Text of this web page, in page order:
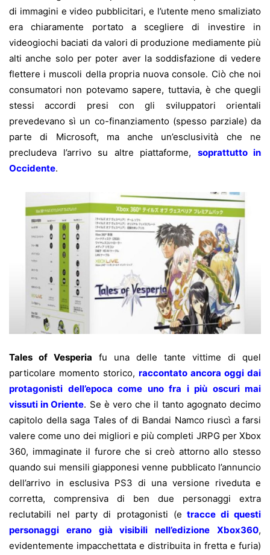
di immagini e video pubblicitari, e l’utente meno smaliziato
era chiaramente portato a scegliere di investire in
videogiochi baciati da valori di produzione mediamente più
alti anche solo per poter aver la soddisfazione di vedere
flettere i muscoli della propria nuova console. Ciò che noi
consumatori non potevamo sapere, tuttavia, è che quegli
stessi accordi presi con gli sviluppatori orientali
prevedevano sì un co-finanziamento (spesso parziale) da
parte di Microsoft, ma anche un’esclusività che ne
precludeva l’arrivo su altre piattaforme, soprattutto in
Occidente.
Tales of Vesperia fu una delle tante vittime di quel
particolare momento storico, raccontato ancora oggi dai
protagonisti dell’epoca come uno fra i più oscuri mai
vissuti in Oriente. Se è vero che il tanto agognato decimo
capitolo della saga Tales of di Bandai Namco riuscì a farsi
valere come uno dei migliori e più completi JRPG per Xbox
360, immaginate il furore che si creò attorno allo stesso
quando sui mensili giapponesi venne pubblicato l’annuncio
dell’arrivo in esclusiva PS3 di una versione riveduta e
corretta, comprensiva di ben due personaggi extra
reclutabili nel party di protagonisti (e tracce di questi
personaggi erano già visibili nell’edizione Xbox360,
evidentemente impacchettata e distribuita in fretta e furia)